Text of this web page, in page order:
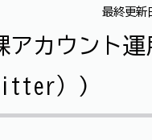
最終更新
アカウント運
）)